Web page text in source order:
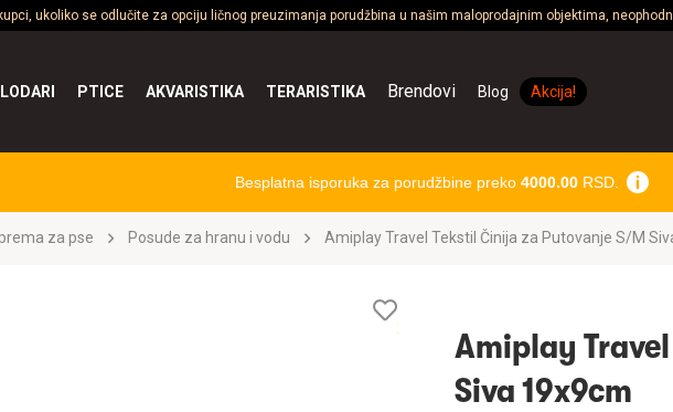
ukoliko se odlučite za opciju ličnog preuzimanja porudžbina u našim maloprodajnim objektima,
PTICE AKVARISTIKA TERARISTIKA Brendovi Blog Akcija!
Besplatna isporuka za porudžbine preko 4000.00RSD.
za pse Posude za hranu i vodu Amiplay Travel Tekstil
želja
Amiplay Travel
Siva 19x9cm